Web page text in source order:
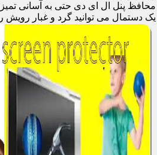
محافظ پنل ال ای دی حتی به آسانی
یک دستمال می توانید گرد و غبار رویش